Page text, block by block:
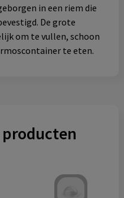
in een riem die
De grote
om te vullen, schoon
te eten.